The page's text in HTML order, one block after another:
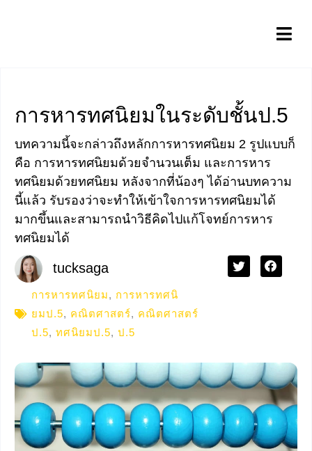
การหารทศนิยมในระดับชั้นป.5
บทความนี้จะกล่าวถึงหลักการหารทศนิยม 2 รูปแบบก็
คือ การหารทศนิยมด้วยจำนวนเต็ม และการหาร
ทศนิยมด้วยทศนิยม หลังจากที่น้องๆ ได้อ่านบทความ
นี้แล้ว รับรองว่าจะทำให้เข้าใจการหารทศนิยมได้
มากขึ้นและสามารถนำวิธีคิดไปแก้โจทย์การหาร
ทศนิยมได้
tucksaga
การหารทศนิยม, การหารทศนิ
ยมป.5, คณิตศาสตร์, คณิตศาสตร์
ป.5, ทศนิยมป.5, ป.5